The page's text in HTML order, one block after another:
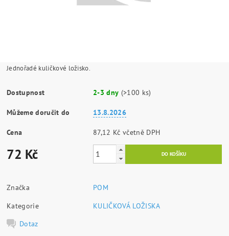
Jednořadé kuličkové ložisko.
Dostupnost 2-3 dny (>100 ks)
Můžeme doručit do 13.8.2026
Cena 87,12 Kč včetně DPH
72 Kč
Značka
POM
Kategorie
KULIČKOVÁ LOŽISKA
Dotaz